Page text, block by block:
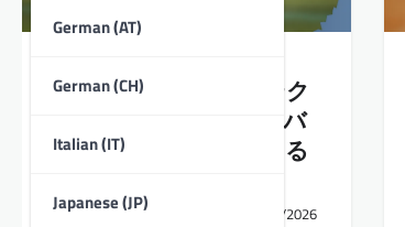
German (AT)
German (CH)
Italian (IT)
Japanese (JP)
ファストボウリングテク
ニック：限られたオーバ
ーのクリケットにおける
ベンジャミン・カーター 17/06/2026